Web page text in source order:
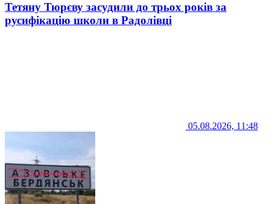
Тетяну Тюрєву засудили до трьох років за
русифікацію школи в Радолівці
05.08.2026, 11:48